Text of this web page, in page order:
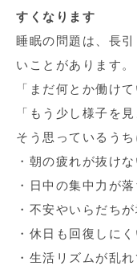
すくなります
睡眠の問題は、長
いことがあります。
「まだ何とか働けて
「もう少し様子を見
そう思っているうち
・朝の疲れが抜けな
・日中の集中力が落
・不安やいらだち
・休日も回復しにく
・生活リズムが乱れ